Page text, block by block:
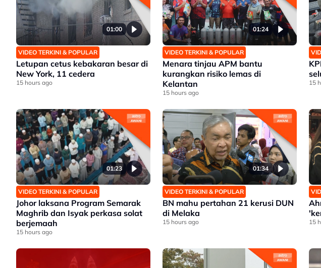
01:00
VIDEO TERKINI & POPULAR
Letupan cetus kebakaran besar di
New York, 11 cedera
15 hours ago
01:24
VIDEO TERKINI & POPULAR
Menara tinjau APM bantu
kurangkan risiko lemas di
Kelantan
15 hours ago
15
01:23
VIDEO TERKINI & POPULAR
Johor laksana Program Semarak
Maghrib dan Isyak perkasa solat
berjemaah
15 hours ago
01:34
VIDEO TERKINI & POPULAR
BN mahu pertahan 21 kerusi DUN
di Melaka
15 hours ago 15